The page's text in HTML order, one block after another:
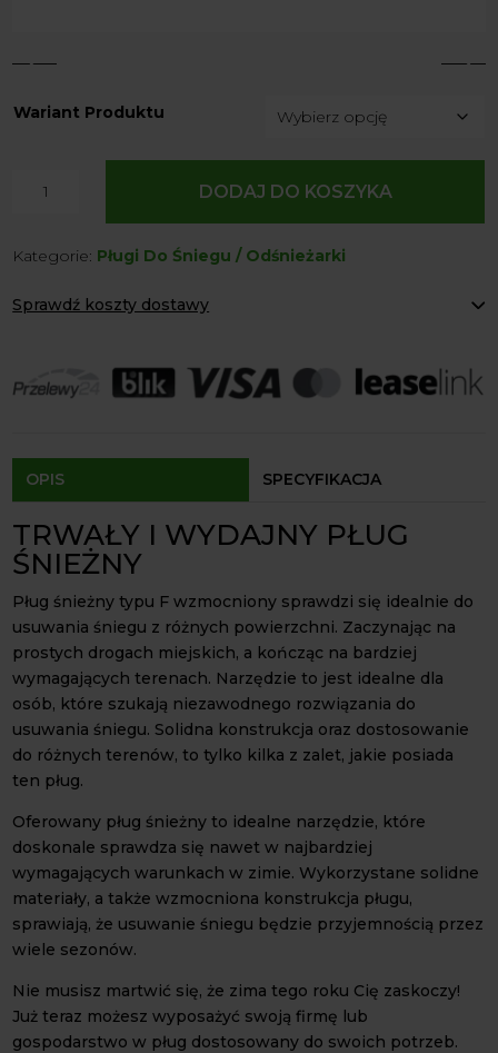
4 5
Wariant Produktu
Typu
Wzmocniony
DODAJ DO KOSZYKA
Kategorie: Pługi Do Śniegu / Odśnieżarki
Sprawdź koszty dostawy
Agrol transport: 200 zł
Agrol transport gabaryty: ustalane indywidualnie
Dostępność form dostawy i ceny uzależniona od produktu.
OPIS SPECYFIKACJA
TRWAŁY I WYDAJNY PŁUG
ŚNIEŻNY
Pług śnieżny typu F wzmocniony sprawdzi się idealnie do
usuwania śniegu z różnych powierzchni. Zaczynając na
prostych drogach miejskich, a kończąc na bardziej
wymagających terenach. Narzędzie to jest idealne dla
osób, które szukają niezawodnego rozwiązania do
usuwania śniegu. Solidna konstrukcja oraz dostosowanie
do różnych terenów, to tylko kilka z zalet, jakie posiada
ten pług.
Oferowany pług śnieżny to idealne narzędzie, które
doskonale sprawdza się nawet w najbardziej
wymagających warunkach w zimie. Wykorzystane solidne
materiały, a także wzmocniona konstrukcja pługu,
sprawiają, że usuwanie śniegu będzie przyjemnością przez
wiele sezonów.
Nie musisz martwić się, że zima tego roku Cię zaskoczy!
Już teraz możesz wyposażyć swoją firmę lub
gospodarstwo w pług dostosowany do swoich potrzeb.